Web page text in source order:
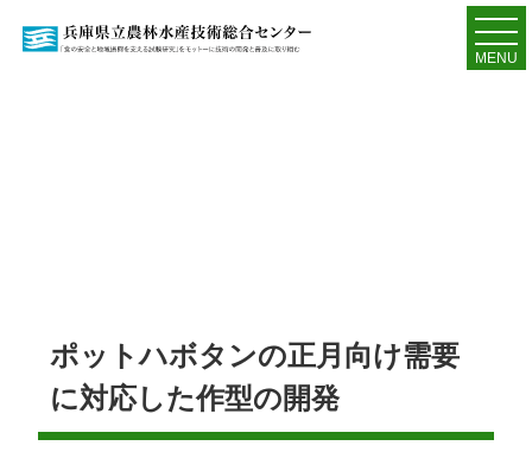
MENU
ポットハボタンの正月向け需要
に対応した作型の開発